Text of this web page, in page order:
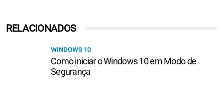
RELACIONADOS
WINDOWS 10
Como iniciar o Windows 10 em Modo de
Segurança